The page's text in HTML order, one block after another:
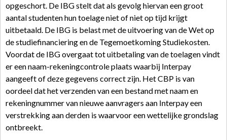
opgeschort. De IBG stelt dat als gevolg hiervan een groot
aantal studenten hun toelage niet of niet op tijd krijgt
uitbetaald. De IBG is belast met de uitvoering van de Wet op
de studiefinanciering en de Tegemoetkoming Studiekosten.
Voordat de IBG overgaat tot uitbetaling van de toelagen vindt
er een naam-rekeningcontrole plaats waarbij Interpay
aangeeft of deze gegevens correct zijn. Het CBP is van
oordeel dat het verzenden van een bestand met naam en
rekeningnummer van nieuwe aanvragers aan Interpay een
verstrekking aan derden is waarvoor een wettelijke grondslag
ontbreekt.